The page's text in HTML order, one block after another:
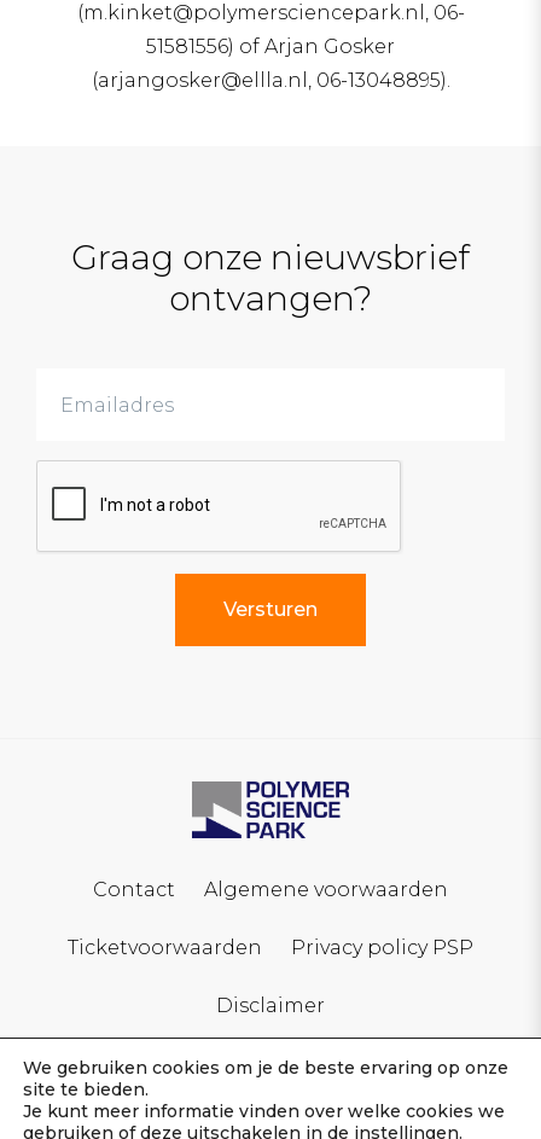
(m.kinket@polymersciencepark.nl, 06-
51581556) of Arjan Gosker
(arjangosker@ellla.nl, 06-13048895).
Graag onze nieuwsbrief
ontvangen?
Contact Algemene voorwaarden
Ticketvoorwaarden Privacy policy PSP
Disclaimer
We gebruiken cookies om je de beste ervaring op onze
site te bieden.
Je kunt meer informatie vinden over welke cookies we
gebruiken of deze uitschakelen in de instellingen.